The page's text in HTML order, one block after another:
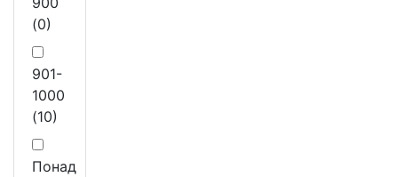
(0)
901-
1000
(10)
Понад